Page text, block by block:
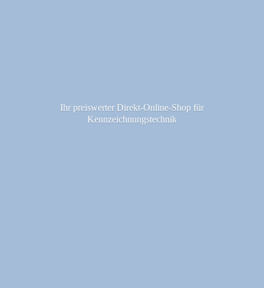
Ihr preiswerter Direkt-Online-Shop für
Kennzeichnungstechnik